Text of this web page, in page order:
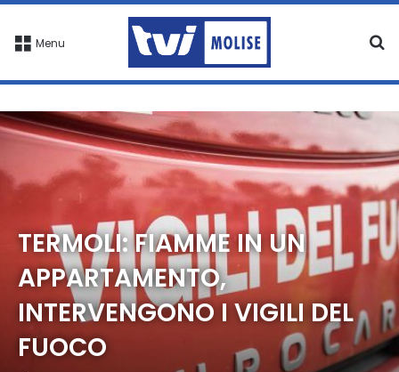
Menu
TERMOLI: FIAMME IN UN
APPARTAMENTO,
INTERVENGONO I VIGILI DEL
FUOCO